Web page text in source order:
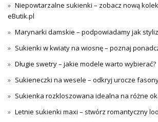
Niepowtarzalne sukienki – zobacz nową
eButik.pl
Marynarki damskie – podpowiadamy jak
Sukienki w kwiaty na wiosnę – poznaj
Długie swetry – jakie modele warto wybierać?
Sukieneczki na wesele – odkryj urocze
Sukienka rozkloszowana idealna na różne
Letnie sukienki maxi – stwórz romantyczny